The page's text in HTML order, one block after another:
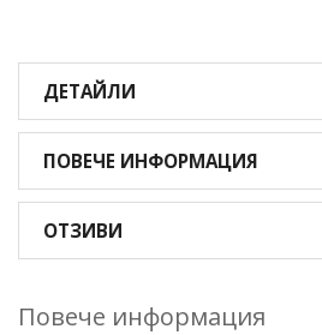
ДЕТАЙЛИ
ПОВЕЧЕ ИНФОРМАЦИЯ
ОТЗИВИ
Повече информация